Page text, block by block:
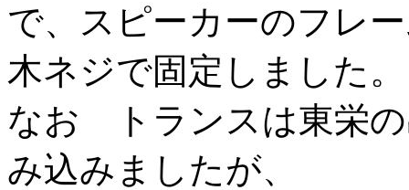
で、スピーカーのフレ
木ネジで固定しました。
なお トランスは東栄の
み込みましたが、